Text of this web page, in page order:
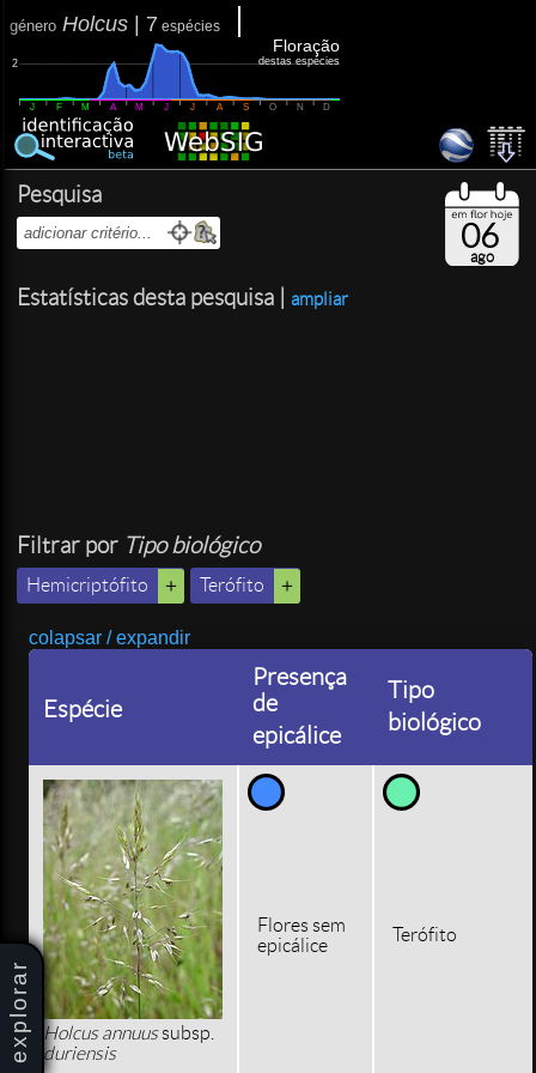
explorar
género Holcus 7 espécies
2
J F M A M J J A S O N D
Floração
destas espécies
Pesquisa
Estatísticas desta pesquisa | ampliar
Filtrar por Tipo biológico
Hemicriptófito Terófito
06
ago
colapsar / expandir
Espécie
Presença
de
epicálice
Tipo
biológico
Holcus annuussubsp.
duriensis
Flores sem
epicálice
Terófito